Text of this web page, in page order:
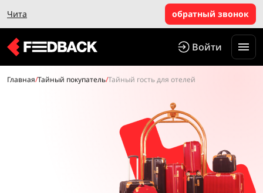
Чита обратный звонок
Войти
Главная/Тайный покупатель/Тайный гость для отелей